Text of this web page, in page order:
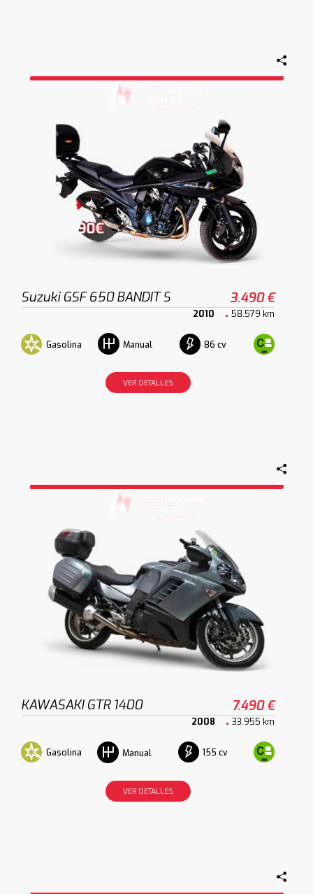
Suzuki GSF 650 BANDIT S 3.490 €
2010 58.579 km
Gasolina Manual 86 cv
VER DETALLES
KAWASAKI GTR 1400 7.490 €
2008 33.955 km
Gasolina Manual 155 cv
VER DETALLES